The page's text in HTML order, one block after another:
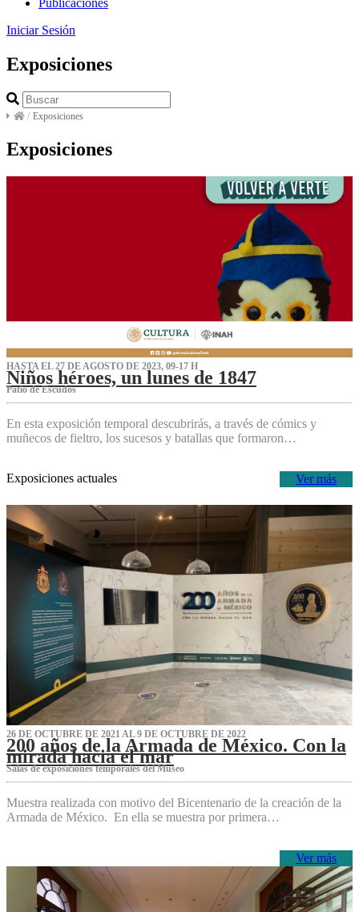
Publicaciones
Iniciar Sesión
Exposiciones
/ Exposiciones
Exposiciones
HASTA EL 27 DE AGOSTO DE 2023, 09-17 H
Niños héroes, un lunes de 1847
Patio de Escudos
En esta exposición temporal descubrirás, a través de cómics y
muñecos de fieltro, los sucesos y batallas que formaron…
Ver más
Exposiciones actuales
26 DE OCTUBRE DE 2021 AL 9 DE OCTUBRE DE 2022
200 años de la Armada de México. Con la
mirada hacia el mar
Salas de exposiciones temporales del Museo‌
Muestra realizada con motivo del Bicentenario de la creación de la
Armada de México. En ella se muestra por primera…
Ver más